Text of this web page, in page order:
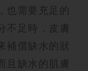
也需要充足的
不足時，皮膚
補償缺水的狀
且缺水的肌膚